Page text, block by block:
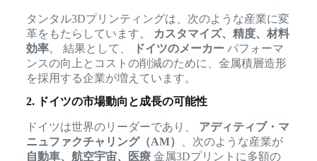
タンタル3Dプリンティングは、次のような産業に変
革をもたらしています。
カスタマイズ、精度、材料
効率。 結果として、 ドイツのメーカーパフォーマ
ンスの向上とコストの削減のために、金属積層造形
を採用する企業が増えています。
2. ドイツの市場動向と成長の可能性
ドイツは世界のリーダーであり、 アディティブ・マ
ニュファクチャリング（AM）
、次のような産業が
自動車、航空宇宙、医療金属3Dプリントに多額の